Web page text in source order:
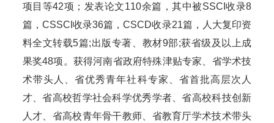
项目等42项；发表论文110余篇，其中被SSCI收录8
篇，CSSCI收录36篇，CSCD收录21篇，人大复印资
料全文转载5篇;出版专著、教材9部;获省级及以上成
果奖48项。获得河南省政府特殊津贴专家、省学术技
术带头人、省优秀青年社科专家、省首批高层次人
才、省高校哲学社会科学优秀学者、省高校科技创新
人才、省高校青年骨干教师、省教育厅学术技术带头